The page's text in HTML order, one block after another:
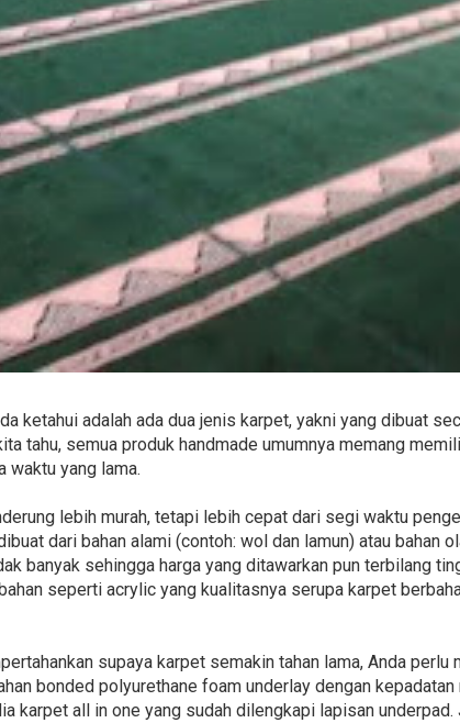
ketahui adalah ada dua jenis karpet, yakni yang dibuat
tahu, semua produk handmade umumnya memang
waktu yang lama.
lebih murah, tetapi lebih cepat dari segi waktu
dari bahan alami (contoh: wol dan lamun) atau bahan
banyak sehingga harga yang ditawarkan pun terbilang
seperti acrylic yang kualitasnya serupa karpet
supaya karpet semakin tahan lama, Anda
bonded polyurethane foam underlay dengan
karpet all in one yang sudah dilengkapi lapisan